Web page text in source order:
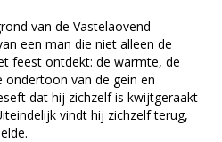
van de Vastelaovend
een man die niet alleen de
feest ontdekt: de warmte, de
ondertoon van de gein en
dat hij zichzelf is kwijtgeraakt
vindt hij zichzelf terug,